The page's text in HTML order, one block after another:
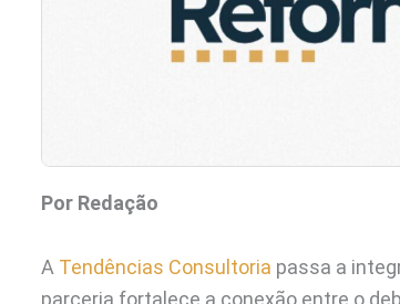
Por Redação
A Tendências Consultoria passa a
parceria fortalece a conexão entre o